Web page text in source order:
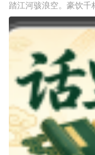
踏江河骇浪空。豪饮千